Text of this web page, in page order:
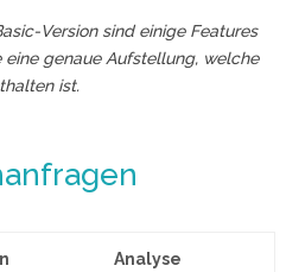
Version sind einige Features
genaue Aufstellung, welche
ist.
Analyse